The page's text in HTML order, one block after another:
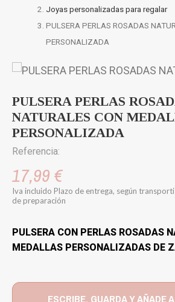
Joyas personalizadas para regalar
PULSERA PERLAS ROSADAS
PERSONALIZADA
PULSERA PERLAS
NATURALES CON
PERSONALIZADA
Referencia:
17,99 €
Iva incluido Plazo de entrega, según
de preparación
PULSERA CON PERLAS ROSADAS
MEDALLAS PERSONALIZADAS DE
ESCRIBE, GUARDA Y AÑADE